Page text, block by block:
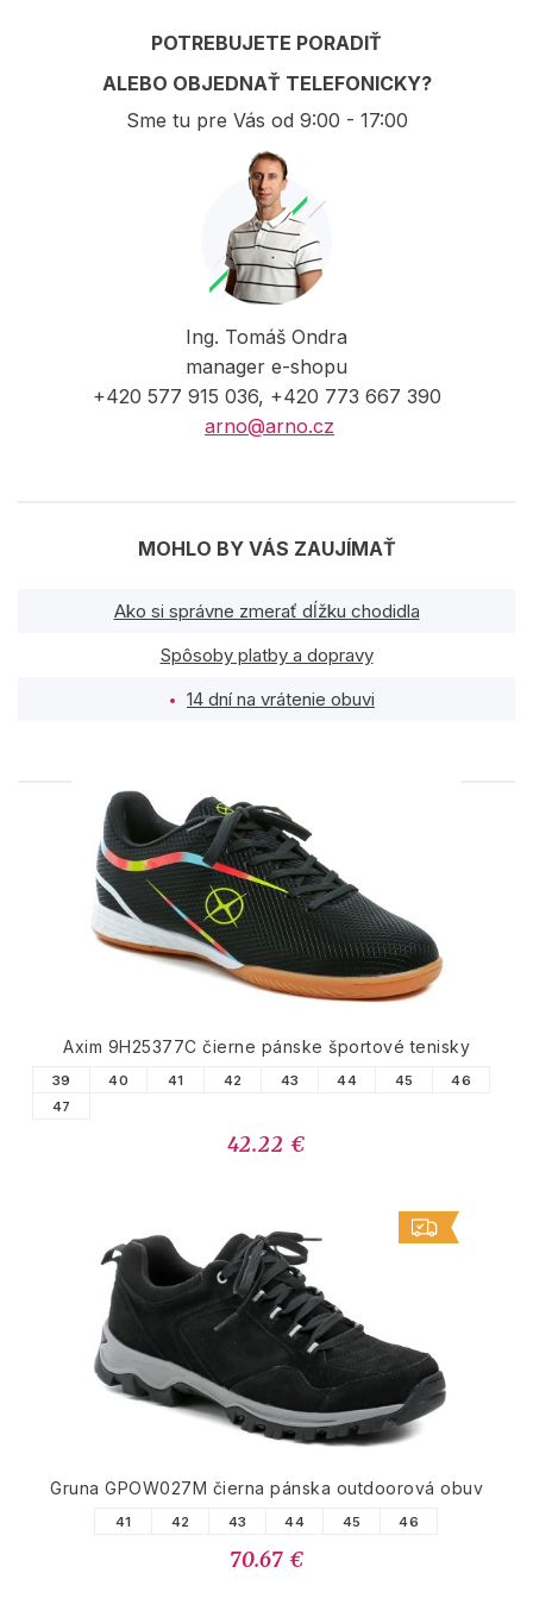
POTREBUJETE PORADIŤ
ALEBO OBJEDNAŤ TELEFONICKY?
Sme tu pre Vás od 9:00 - 17:00
Ing. Tomáš Ondra
manager e-shopu
+420 577 915 036, +420 773 667 390
arno@arno.cz
MOHLO BY VÁS ZAUJÍMAŤ
Ako si správne zmerať dĺžku chodidla
Spôsoby platby a dopravy
14 dní na vrátenie obuvi
PODOBNÉ PRODUKTY
Axim 9H25377C čierne pánske športové tenisky
39 40 41 42 43 44 45
46
47
42.22 €
Gruna GPOW027M čierna pánska outdoorová obuv
41 42 43 44 45 46
70.67 €